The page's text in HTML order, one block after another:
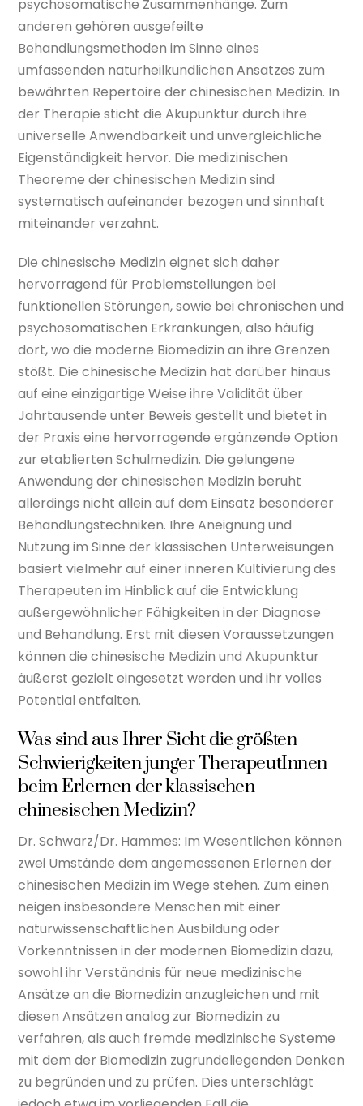
psychosomatische Zusammenhänge. Zum
anderen gehören ausgefeilte
Behandlungsmethoden im Sinne eines
umfassenden naturheilkundlichen Ansatzes zum
bewährten Repertoire der chinesischen Medizin. In
der Therapie sticht die Akupunktur durch ihre
universelle Anwendbarkeit und unvergleichliche
Eigenständigkeit hervor. Die medizinischen
Theoreme der chinesischen Medizin sind
systematisch aufeinander bezogen und sinnhaft
miteinander verzahnt.
Die chinesische Medizin eignet sich daher
hervorragend für Problemstellungen bei
funktionellen Störungen, sowie bei chronischen und
psychosomatischen Erkrankungen, also häufig
dort, wo die moderne Biomedizin an ihre Grenzen
stößt. Die chinesische Medizin hat darüber hinaus
auf eine einzigartige Weise ihre Validität über
Jahrtausende unter Beweis gestellt und bietet in
der Praxis eine hervorragende ergänzende Option
zur etablierten Schulmedizin. Die gelungene
Anwendung der chinesischen Medizin beruht
allerdings nicht allein auf dem Einsatz besonderer
Behandlungstechniken. Ihre Aneignung und
Nutzung im Sinne der klassischen Unterweisungen
basiert vielmehr auf einer inneren Kultivierung des
Therapeuten im Hinblick auf die Entwicklung
außergewöhnlicher Fähigkeiten in der Diagnose
und Behandlung. Erst mit diesen Voraussetzungen
können die chinesische Medizin und Akupunktur
äußerst gezielt eingesetzt werden und ihr volles
Potential entfalten.
Was sind aus Ihrer Sicht die größten
Schwierigkeiten junger TherapeutInnen
beim Erlernen der klassischen
chinesischen Medizin?
Dr. Schwarz/Dr. Hammes: Im Wesentlichen können
zwei Umstände dem angemessenen Erlernen der
chinesischen Medizin im Wege stehen. Zum einen
neigen insbesondere Menschen mit einer
naturwissenschaftlichen Ausbildung oder
Vorkenntnissen in der modernen Biomedizin dazu,
sowohl ihr Verständnis für neue medizinische
Ansätze an die Biomedizin anzugleichen und mit
diesen Ansätzen analog zur Biomedizin zu
verfahren, als auch fremde medizinische Systeme
mit dem der Biomedizin zugrundeliegenden Denken
zu begründen und zu prüfen. Dies unterschlägt